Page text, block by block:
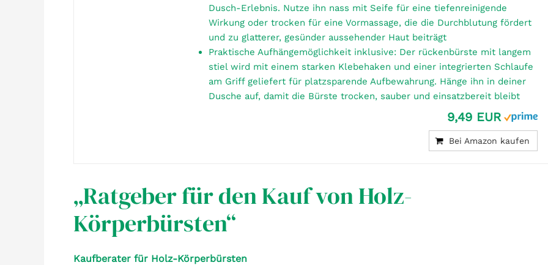
Dusch-Erlebnis. Nutze ihn nass mit Seife für eine tiefenreinigende
Wirkung oder trocken für eine Vormassage, die die Durchblutung fördert
und zu glatterer, gesünder aussehender Haut beiträgt
Praktische Aufhängemöglichkeit inklusive: Der rückenbürste mit langem
stiel wird mit einem starken Klebehaken und einer integrierten Schlaufe
am Griff geliefert für platzsparende Aufbewahrung. Hänge ihn in deiner
Dusche auf, damit die Bürste trocken, sauber und einsatzbereit bleibt
9,49 EUR
Bei Amazon kaufen
„Ratgeber für den Kauf von Holz-
Körperbürsten“
Kaufberater für Holz-Körperbürsten